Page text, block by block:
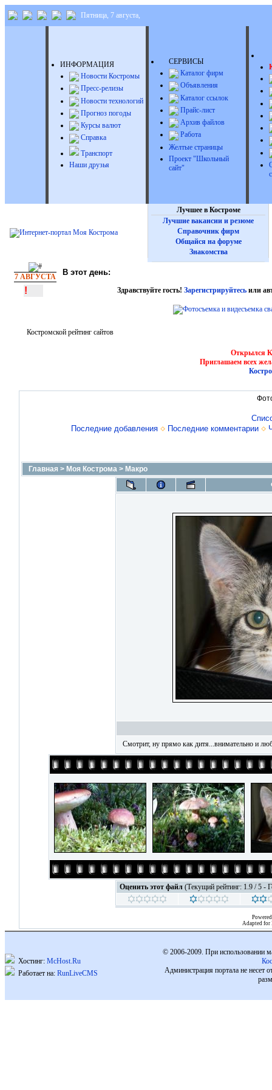
Пятница, 7 августа,
ИНФОРМАЦИЯ
Новости Костромы
Пресс-релизы
Новости технологий
Прогноз погоды
Курсы валют
Справка
Транспорт
Наши друзья
СЕРВИСЫ
Каталог фирм
Объявления
Каталог ссылок
Прайс-лист
Архив файлов
Работа
Желтые страницы
Проект "Школьный
сайт"
Лучшее в Костроме
Лучшие вакансии и резюме
Справочник фирм
Общайся на форуме
Знакомства
7 АВГУСТА В этот день:
! Здравствуйте гость! Зарегистрируйтесьили
Костромской рейтинг сайтов
Открылся
Приглашаем всех
Последние добавления
Последние комментарии
Главная > Моя Кострома> Макро
Смотрит, ну прямо как дитя...внимательно и
Оценить этот файл (Текущий рейтинг: 1.9 / 5 -
Adapted for
Хостинг: McHost.Ru
Работает на: RunLiveCMS
© 2006-2009. При использовании
Администрация портала не несет